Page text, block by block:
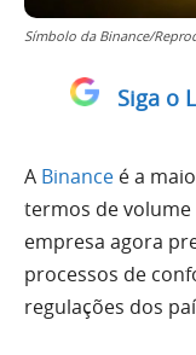
Símbolo da Binance/
Siga o
A Binance é a
termos de volume
empresa agora
processos de
regulações dos